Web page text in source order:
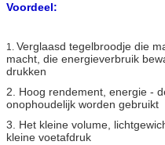
Voordeel:
1. Verglaasd tegelbroodje die
macht, die energieverbruik
drukken
2. Hoog rendement, energie -
onophoudelijk worden gebruikt
3. Het kleine volume,
kleine voetafdruk